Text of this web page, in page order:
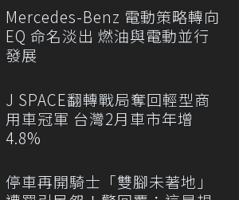
Mercedes-Benz 電動策略轉向
EQ 命名淡出 燃油與電動並行
發展
J SPACE翻轉戰局奪回輕型商
用車冠軍 台灣2月車市年增
4.8%
停車再開騎士「雙腳未著地」